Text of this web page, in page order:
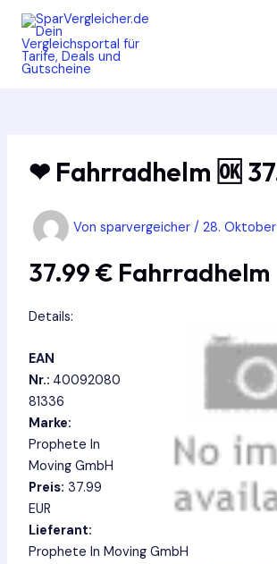
Zum
Inhalt
springen
❤ Fahrradhelm 🆗
Von sparvergeicher / 28.
37.99 € Fahrradhelm
Details:
EAN
Nr.: 40092080
81336
Marke:
Prophete In
Moving GmbH
Preis: 37.99
EUR
Lieferant:
Prophete In Moving GmbH